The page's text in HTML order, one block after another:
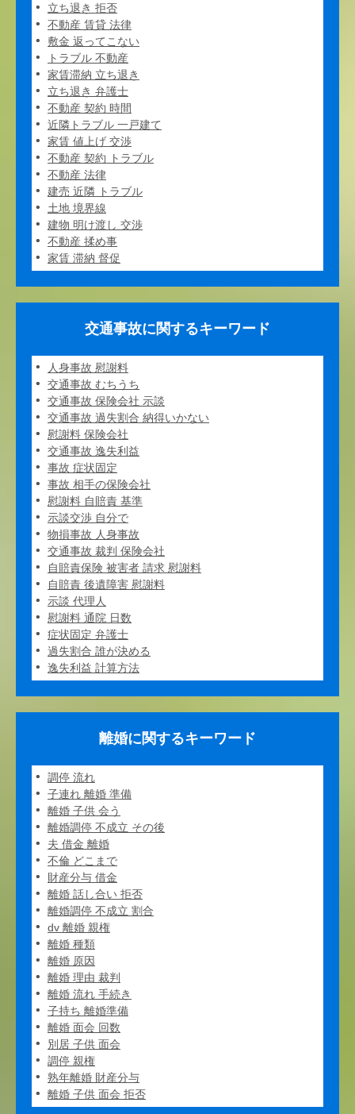
立ち退き 拒否
不動産 賃貸 法律
敷金 返ってこない
トラブル 不動産
家賃滞納 立ち退き
立ち退き 弁護士
不動産 契約 時間
近隣トラブル 一戸建て
家賃 値上げ 交渉
不動産 契約 トラブル
不動産 法律
建売 近隣 トラブル
土地 境界線
建物 明け渡し 交渉
不動産 揉め事
家賃 滞納 督促
交通事故に関するキーワード
人身事故 慰謝料
交通事故 むちうち
交通事故 保険会社 示談
交通事故 過失割合 納得いかない
慰謝料 保険会社
交通事故 逸失利益
事故 症状固定
事故 相手の保険会社
慰謝料 自賠責 基準
示談交渉 自分で
物損事故 人身事故
交通事故 裁判 保険会社
自賠責保険 被害者 請求 慰謝料
自賠責 後遺障害 慰謝料
示談 代理人
慰謝料 通院 日数
症状固定 弁護士
過失割合 誰が決める
逸失利益 計算方法
離婚に関するキーワード
調停 流れ
子連れ 離婚 準備
離婚 子供 会う
離婚調停 不成立 その後
夫 借金 離婚
不倫 どこまで
財産分与 借金
離婚 話し合い 拒否
離婚調停 不成立 割合
dv 離婚 親権
離婚 種類
離婚 原因
離婚 理由 裁判
離婚 流れ 手続き
子持ち 離婚準備
離婚 面会 回数
別居 子供 面会
調停 親権
熟年離婚 財産分与
離婚 子供 面会 拒否